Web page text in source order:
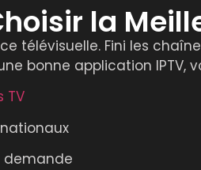
la
télévisuelle. Fini les
bonne application IPTV,
TV
demande